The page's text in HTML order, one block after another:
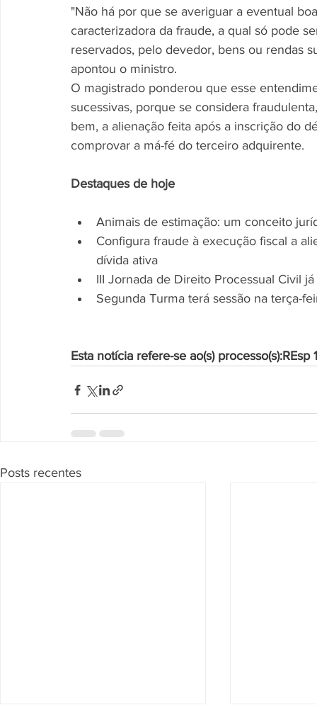
"Não há por que se averiguar a eventual
caracterizadora da fraude, a qual só pode
reservados, pelo devedor, bens ou rendas
apontou o ministro.
O magistrado ponderou que esse
sucessivas, porque se considera
bem, a alienação feita após a inscrição do
comprovar a má-fé do terceiro adquirente.
Destaques de hoje
Animais de estimação: um conceito
Configura fraude à execução fiscal a
dívida ativa
III Jornada de Direito Processual Civil
Segunda Turma terá sessão na terça-
Esta notícia refere-se ao(s) processo(s):REsp
Posts recentes